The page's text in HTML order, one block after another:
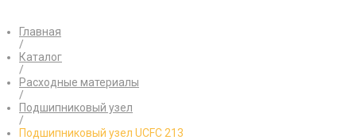
Главная
/
Каталог
/
Расходные материалы
/
Подшипниковый узел
/
Подшипниковый узел UCFС 213